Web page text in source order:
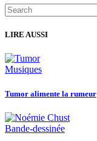
LIRE AUSSI
Musiques
Tumor alimente la rumeur
Bande-dessinée